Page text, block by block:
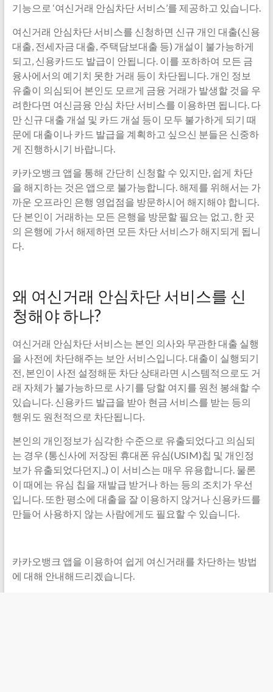
기능으로 ‘여신거래 안심차단 서비스’를 제공하고 있습니다.
여신거래 안심차단 서비스를 신청하면 신규 개인 대출(신용
대출, 전세자금 대출, 주택담보대출 등) 개설이 불가능하게
되고, 신용카드도 발급이 안됩니다. 이를 포하하여 모든 금
융사에서의 예기치 못한 거래 등이 차단됩니다. 개인 정보
유출이 의심되어 본인도 모르게 금융 거래가 발생할 것을 우
려한다면 여신금융 안심 차단 서비스를 이용하면 됩니다. 다
만 신규 대출 개설 및 카드 개설 등이 모두 불가하게 되기 때
문에 대출이나 카드 발급을 계획하고 싶으신 분들은 신중하
게 진행하시기 바랍니다.
카카오뱅크 앱을 통해 간단히 신청할 수 있지만, 쉽게 차단
을 해지하는 것은 앱으로 불가능합니다. 해제를 위해서는 가
까운 오프라인 은행 영업점을 방문하시어 해지해야 합니다.
단 본인이 거래하는 모든 은행을 방문할 필요는 없고, 한 곳
의 은행에 가서 해제하면 모든 차단 서비스가 해지되게 됩니
다.
왜 여신거래 안심차단 서비스를 신
청해야 하나?
여신거래 안심차단 서비스는 본인 의사와 무관한 대출 실행
을 사전에 차단해주는 보안 서비스입니다. 대출이 실행되기
전, 본인이 사전 설정해둔 차단 상태라면 시스템적으로도 거
래 자체가 불가능하므로 사기를 당할 여지를 원천 봉쇄할 수
있습니다. 신용카드 발급을 받아 현금 서비스를 받는 등의
행위도 원천적으로 차단됩니다.
본인의 개인정보가 심각한 수준으로 유출되었다고 의심되
는 경우 (통신사에 저장된 휴대폰 유심(USIM)칩 및 개인정
보가 유출되었다던지..) 이 서비스는 매우 유용합니다. 물론
이 때에는 유심 칩을 재발급 받거나 하는 등의 조치가 우선
입니다. 또한 평소에 대출을 잘 이용하지 않거나 신용카드를
만들어 사용하지 않는 사람에게도 필요할 수 있습니다.
카카오뱅크 앱을 이용하여 쉽게 여신거래를 차단하는 방법
에 대해 안내해드리겠습니다.